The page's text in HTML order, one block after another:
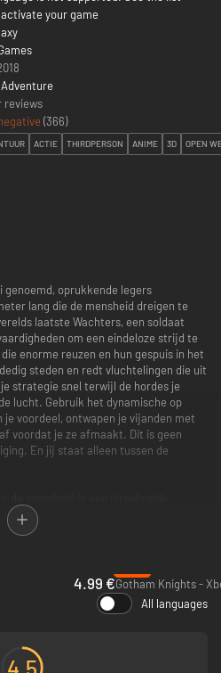
your game
Adventure
reviews
(366)
ACTIE THIRDPERSON ANIME 3D OPEN
genoemd, oprukkende legers
lang die de mensheid dreigen te
laatste Wachters, een soldaat
om een eindeloze strijd te
enorme reuzen en hun gespuis in het
steden en redt vluchtelingen die uit
strategie snel terwijl de hordes je
lucht. Gebruik het dynamische op
voordeel, ontwapen je vijanden met
voordat je ze afmaakt. Dit is geen
En jij staat alleen tussen de
burgers als mogelijk en haal die wrede
in je campagne.
je horizontaal en vertikaal, ren over
af te steken en hun zwakke plekken
4.99 €Gotham Knights -
All languages
4.5